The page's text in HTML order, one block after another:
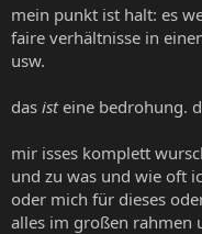
mein punkt ist halt: es
faire verhältnisse in
usw.
das isteine bedrohung.
mir isses komplett
und zu was und wie oft
oder mich für dieses
alles im großen rahmen